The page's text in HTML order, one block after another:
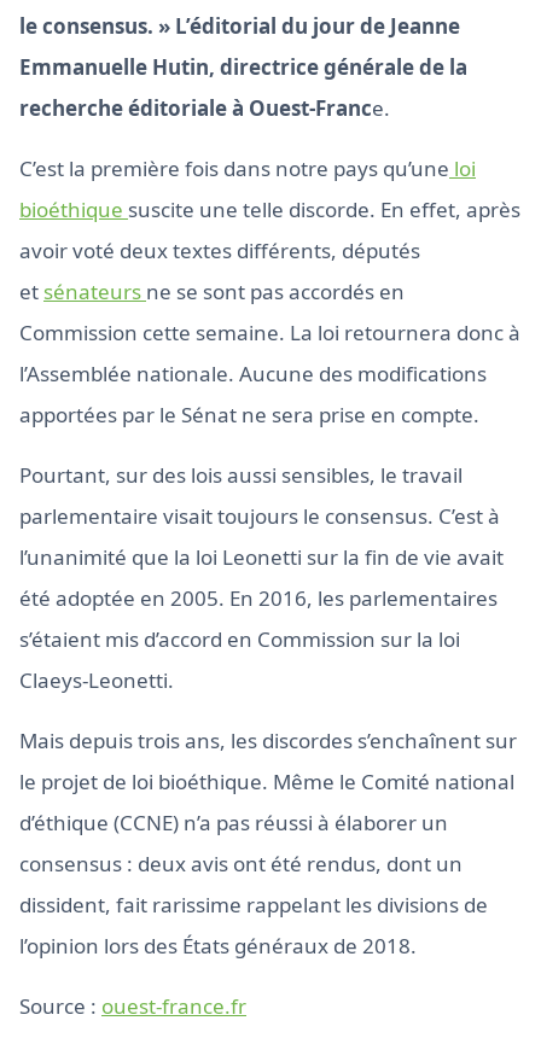
le consensus. » L’éditorial du jour de Jeanne
Emmanuelle Hutin, directrice générale de la
recherche éditoriale à Ouest-France.
C’est la première fois dans notre pays qu’une loi
bioéthique suscite une telle discorde. En effet, après
avoir voté deux textes différents, députés
et sénateurs ne se sont pas accordés en
Commission cette semaine. La loi retournera donc à
l’Assemblée nationale. Aucune des modifications
apportées par le Sénat ne sera prise en compte.
Pourtant, sur des lois aussi sensibles, le travail
parlementaire visait toujours le consensus. C’est à
l’unanimité que la loi Leonetti sur la fin de vie avait
été adoptée en 2005. En 2016, les parlementaires
s’étaient mis d’accord en Commission sur la loi
Claeys-Leonetti.
Mais depuis trois ans, les discordes s’enchaînent sur
le projet de loi bioéthique. Même le Comité national
d’éthique (CCNE) n’a pas réussi à élaborer un
consensus : deux avis ont été rendus, dont un
dissident, fait rarissime rappelant les divisions de
l’opinion lors des États généraux de 2018.
Source : ouest-france.fr